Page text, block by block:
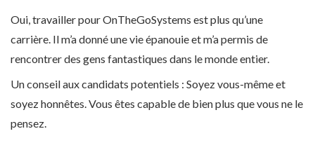
Oui, travailler pour OnTheGoSystems est plus qu’une
carrière. Il m’a donné une vie épanouie et m’a permis de
rencontrer des gens fantastiques dans le monde entier.
Un conseil aux candidats potentiels : Soyez vous-même et
soyez honnêtes. Vous êtes capable de bien plus que vous ne le
pensez.